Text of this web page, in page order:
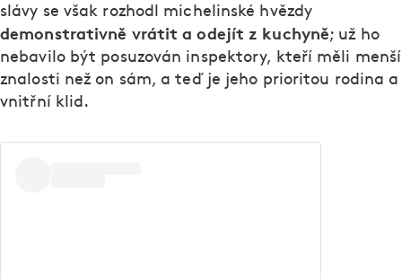
slávy se však rozhodl michelinské hvězdy
demonstrativně vrátit a odejít z kuchyně; už ho
nebavilo být posuzován inspektory, kteří měli menší
znalosti než on sám, a teď je jeho prioritou rodina a
vnitřní klid.